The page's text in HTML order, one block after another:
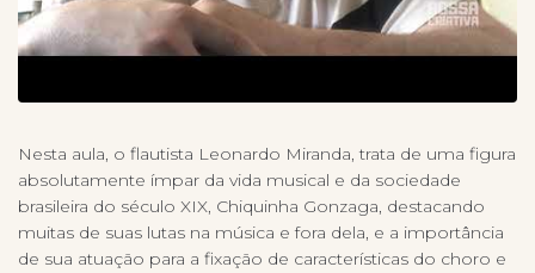
Nesta aula, o flautista Leonardo Miranda, trata de uma figura
absolutamente ímpar da vida musical e da sociedade
brasileira do século XIX, Chiquinha Gonzaga, destacando
muitas de suas lutas na música e fora dela, e a importância
de sua atuação para a fixação de características do choro e